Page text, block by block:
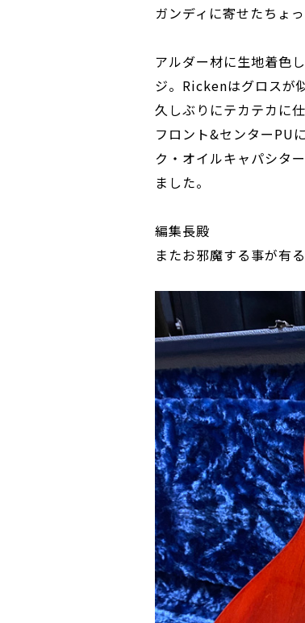
ガンディに寄せたちょ
アルダー材に生地着色
ジ。Rickenはグロスが
久しぶりにテカテカに
フロント&センターPU
ク・オイルキャパシタ
ました。
編集長殿
またお邪魔する事が有